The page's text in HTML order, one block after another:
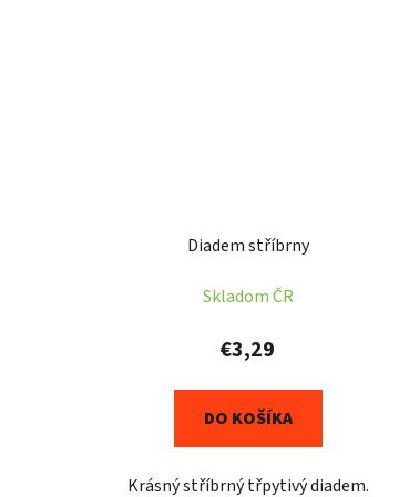
Diadem stříbrny
Skladom ČR
€3,29
DO KOŠÍKA
Krásný stříbrný třpytivý diadem.